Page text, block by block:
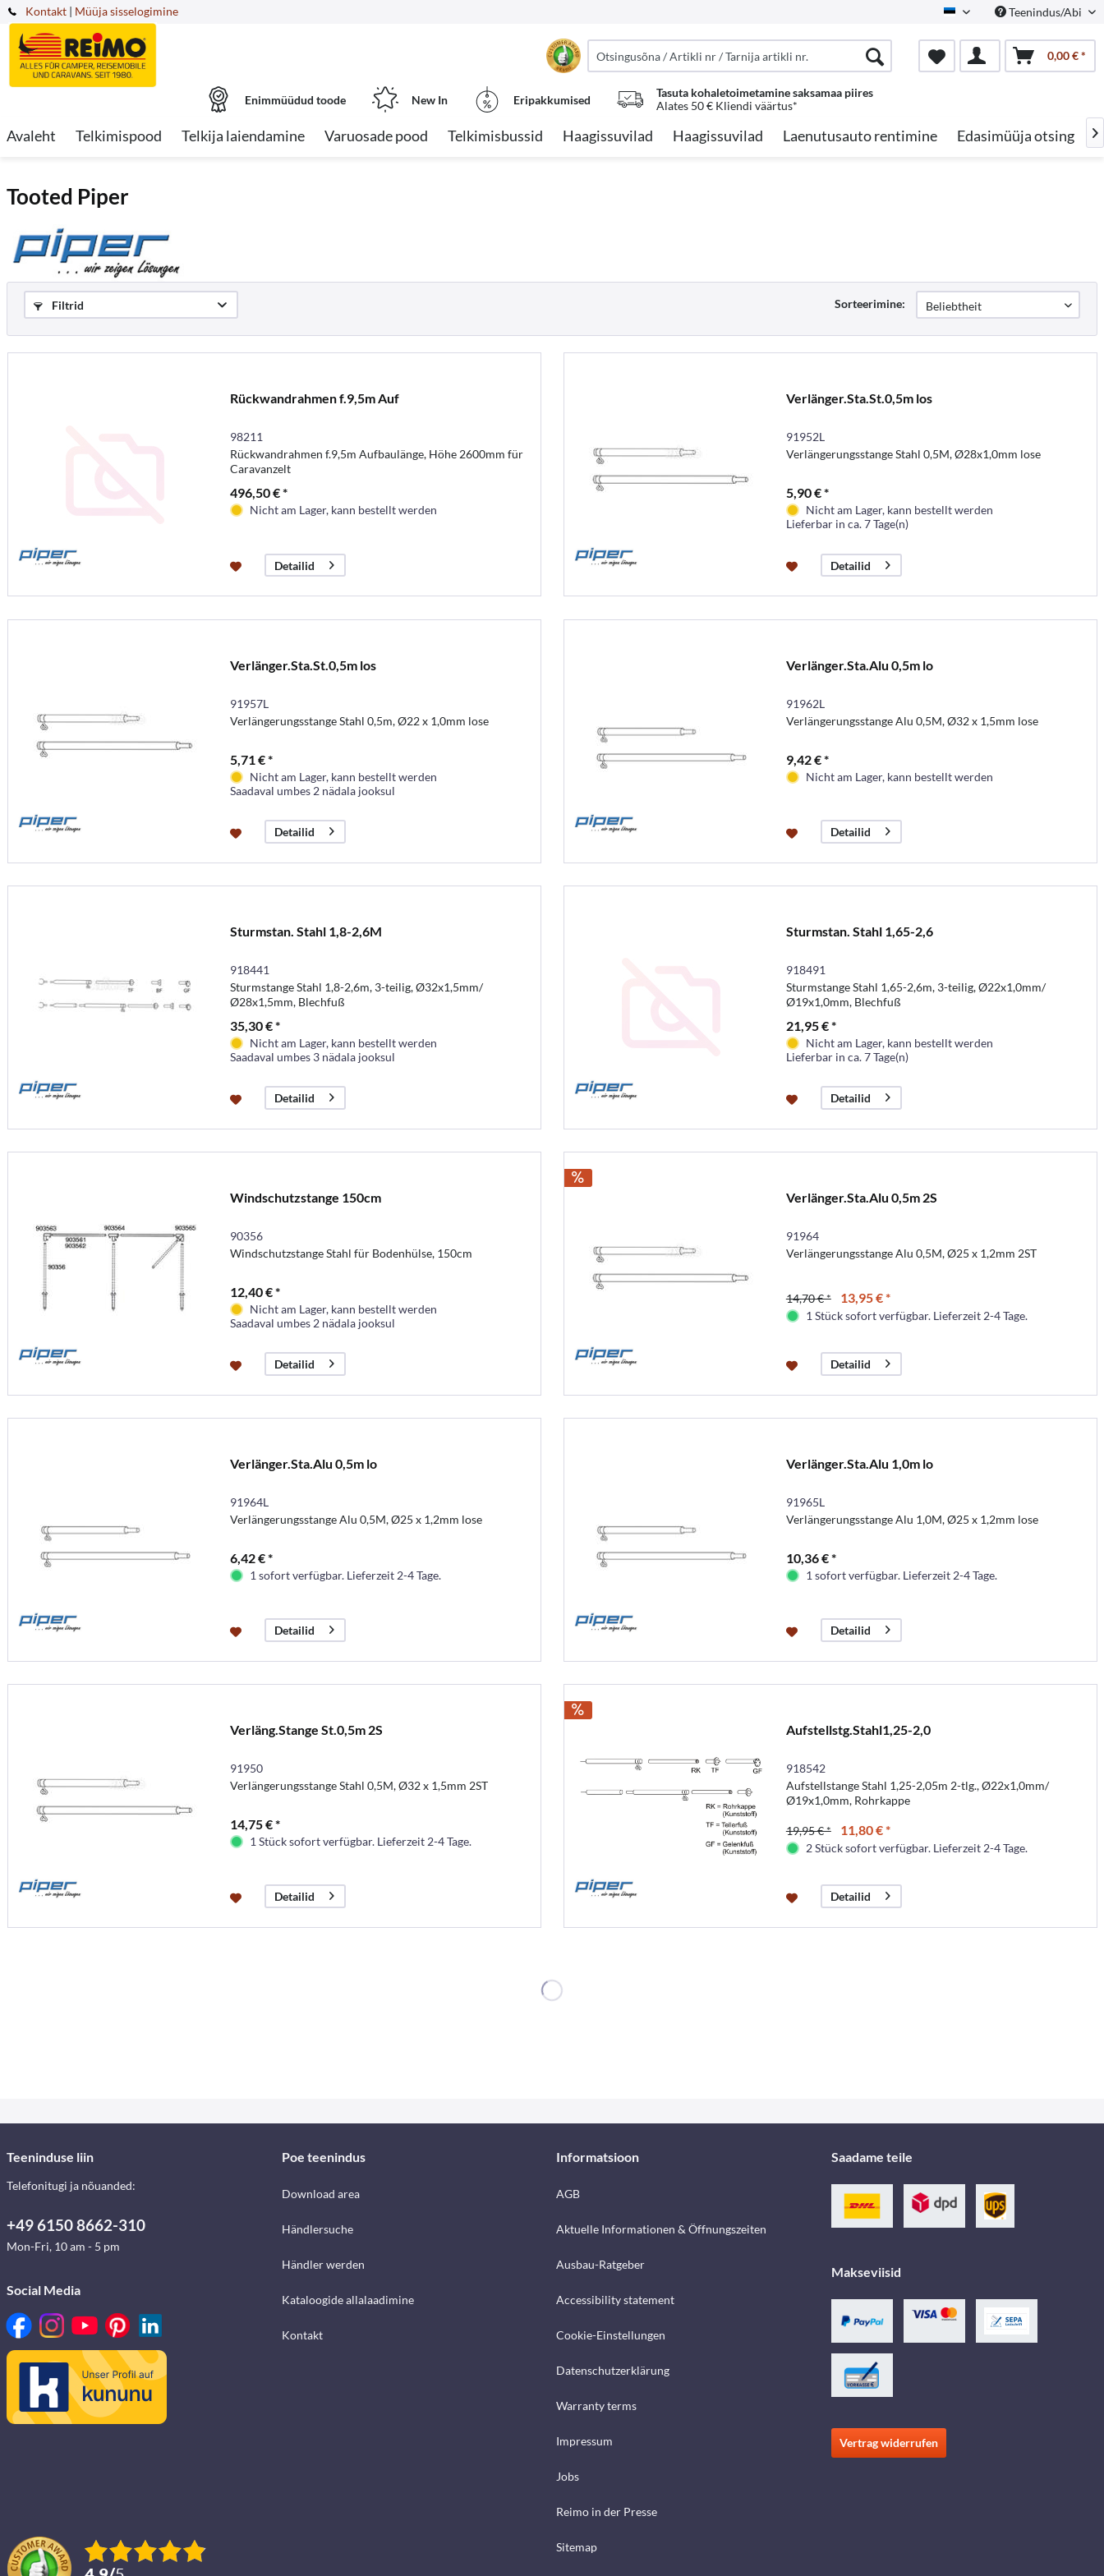
Kontakt Estonian Teenindus/Abi
| Müüja sisselogimine
0,00 € *
Enimmüüdud toode New In Eripakkumised
Tasuta kohaletoimetamine saksamaa piires
Alates 50 € Kliendi väärtus*
Avaleht Telkimispood Telkija laiendamine Varuosade pood Telkimisbussid Haagissuvilad Haagissuvilad Laenutusauto rentimine Edasimüüja otsing 
Tooted Piper
Filtrid Sorteerimine:
Rückwandrahmen f.9,5m Auf
98211
Rückwandrahmen f.9,5m Aufbaulänge, Höhe 2600mm für
Caravanzelt
496,50 € *
Nicht am Lager, kann bestellt werden
Detailid
Verlänger.Sta.St.0,5m los
91952L
Verlängerungsstange Stahl 0,5M, Ø28x1,0mm lose
5,90 € *
Nicht am Lager, kann bestellt werden
Lieferbar in ca. 7 Tage(n)
Detailid
Verlänger.Sta.St.0,5m los
91957L
Verlängerungsstange Stahl 0,5m, Ø22 x 1,0mm lose
5,71 € *
Nicht am Lager, kann bestellt werden
Saadaval umbes 2 nädala jooksul
Detailid
Verlänger.Sta.Alu 0,5m lo
91962L
Verlängerungsstange Alu 0,5M, Ø32 x 1,5mm lose
9,42 € *
Nicht am Lager, kann bestellt werden
Detailid
Sturmstan. Stahl 1,8-2,6M
918441
Sturmstange Stahl 1,8-2,6m, 3-teilig, Ø32x1,5mm/
Ø28x1,5mm, Blechfuß
35,30 € *
Nicht am Lager, kann bestellt werden
Saadaval umbes 3 nädala jooksul
Detailid
Sturmstan. Stahl 1,65-2,6
918491
Sturmstange Stahl 1,65-2,6m, 3-teilig, Ø22x1,0mm/
Ø19x1,0mm, Blechfuß
21,95 € *
Nicht am Lager, kann bestellt werden
Lieferbar in ca. 7 Tage(n)
Detailid
Windschutzstange 150cm
90356
Windschutzstange Stahl für Bodenhülse, 150cm
12,40 € *
Nicht am Lager, kann bestellt werden
Saadaval umbes 2 nädala jooksul
Detailid
Verlänger.Sta.Alu 0,5m 2S
91964
Verlängerungsstange Alu 0,5M, Ø25 x 1,2mm 2ST
14,70 € * 13,95 € *
1 Stück sofort verfügbar. Lieferzeit 2-4 Tage.
Detailid
Verlänger.Sta.Alu 0,5m lo
91964L
Verlängerungsstange Alu 0,5M, Ø25 x 1,2mm lose
6,42 € *
1 sofort verfügbar. Lieferzeit 2-4 Tage.
Detailid
Verlänger.Sta.Alu 1,0m lo
91965L
Verlängerungsstange Alu 1,0M, Ø25 x 1,2mm lose
10,36 € *
1 sofort verfügbar. Lieferzeit 2-4 Tage.
Detailid
Verläng.Stange St.0,5m 2S
91950
Verlängerungsstange Stahl 0,5M, Ø32 x 1,5mm 2ST
14,75 € *
1 Stück sofort verfügbar. Lieferzeit 2-4 Tage.
Detailid
Aufstellstg.Stahl1,25-2,0
918542
Aufstellstange Stahl 1,25-2,05m 2-tlg., Ø22x1,0mm/
Ø19x1,0mm, Rohrkappe
19,95 € * 11,80 € *
2 Stück sofort verfügbar. Lieferzeit 2-4 Tage.
Detailid
Teeninduse liin
Telefonitugi ja nõuanded:
+49 6150 8662-310
Mon-Fri, 10 am - 5 pm
Social Media
Poe teenindus
Download area
Händlersuche
Händler werden
Kataloogide allalaadimine
Kontakt
Informatsioon
AGB
Aktuelle Informationen & Öffnungszeiten
Ausbau-Ratgeber
Accessibility statement
Cookie-Einstellungen
Datenschutzerklärung
Warranty terms
Impressum
Jobs
Reimo in der Presse
Sitemap
Saadame teile
Makseviisid
Vertrag widerrufen